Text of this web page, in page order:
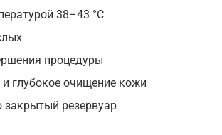
38–43 °С
процедуры
глубокое очищение кожи
закрытый резервуар